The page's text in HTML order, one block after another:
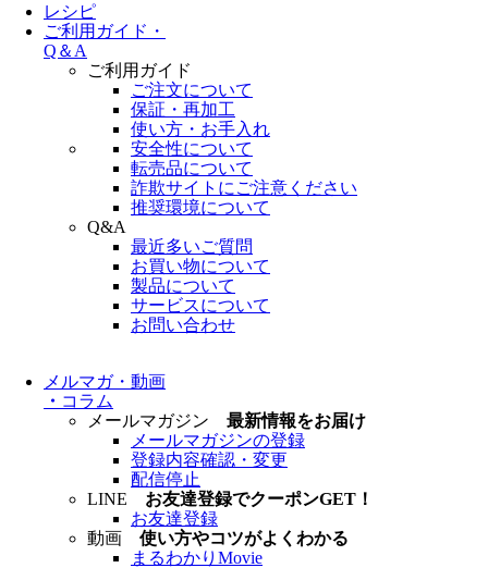
レシピ
ご利用ガイド・
Q＆A
ご利用ガイド
ご注文について
保証・再加工
使い方・お手入れ
安全性について
転売品について
詐欺サイトにご注意ください
推奨環境について
Q&A
最近多いご質問
お買い物について
製品について
サービスについて
お問い合わせ
メルマガ・動画
・ コラム
メールマガジン 最新情報をお届け
メールマガジンの登録
登録内容確認・変更
配信停止
LINE お友達登録でクーポンGET！
お友達登録
動画 使い方やコツがよくわかる
まるわかりMovie